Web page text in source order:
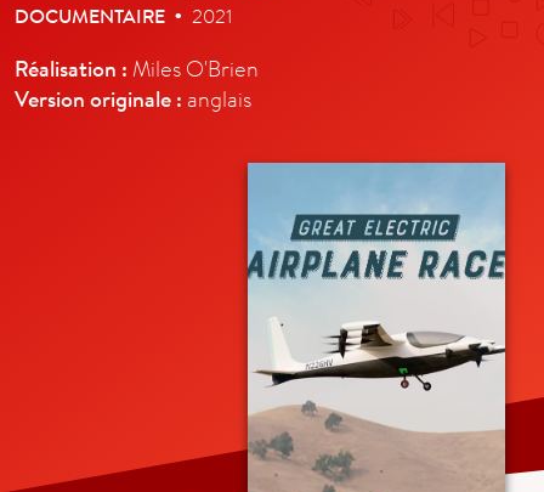
DOCUMENTAIRE • 2021
Réalisation : Miles O'Brien
Version originale : anglais